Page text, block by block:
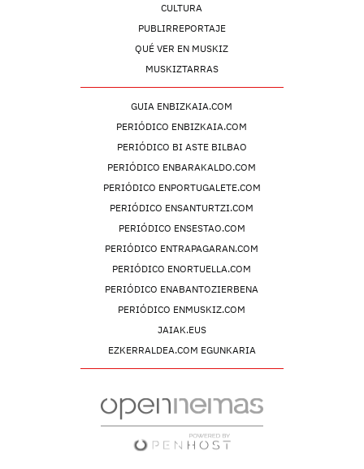
CULTURA
PUBLIRREPORTAJE
QUÉ VER EN MUSKIZ
MUSKIZTARRAS
GUIA ENBIZKAIA.COM
PERIÓDICO ENBIZKAIA.COM
PERIÓDICO BI ASTE BILBAO
PERIÓDICO ENBARAKALDO.COM
PERIÓDICO ENPORTUGALETE.COM
PERIÓDICO ENSANTURTZI.COM
PERIÓDICO ENSESTAO.COM
PERIÓDICO ENTRAPAGARAN.COM
PERIÓDICO ENORTUELLA.COM
PERIÓDICO ENABANTOZIERBENA
PERIÓDICO ENMUSKIZ.COM
JAIAK.EUS
EZKERRALDEA.COM EGUNKARIA